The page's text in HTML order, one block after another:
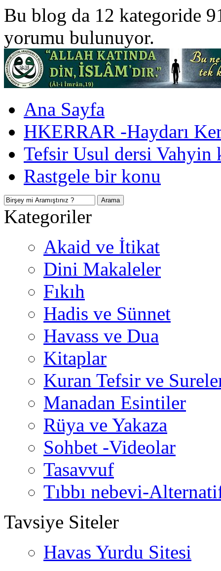
Bu blog da 12 kategoride
yorumu bulunuyor.
Ana Sayfa
HKERRAR -Haydarı
Tefsir Usul dersi Vahyin
Rastgele bir konu
Kategoriler
Akaid ve İtikat
Dini Makaleler
Fıkıh
Hadis ve Sünnet
Havass ve Dua
Kitaplar
Kuran Tefsir ve
Manadan Esintiler
Rüya ve Yakaza
Sohbet -Videolar
Tasavvuf
Tıbbı nebevi-
Tavsiye Siteler
Havas Yurdu Sitesi